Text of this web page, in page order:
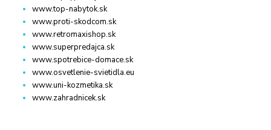
www.top-nabytok.sk
www.proti-skodcom.sk
www.retromaxishop.sk
www.superpredajca.sk
www.spotrebice-domace.sk
www.osvetlenie-svietidla.eu
www.uni-kozmetika.sk
www.zahradnicek.sk